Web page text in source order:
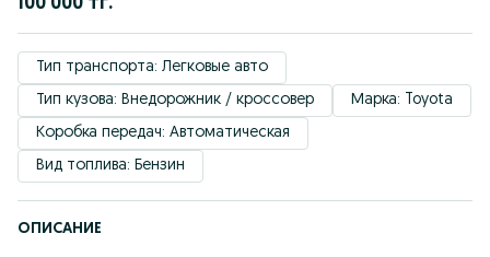
Тип транспорта: Легковые авто
Тип кузова: Внедорожник / кроссовер
Марка: Toyota
Коробка передач: Автоматическая
Вид топлива: Бензин
ОПИСАНИЕ